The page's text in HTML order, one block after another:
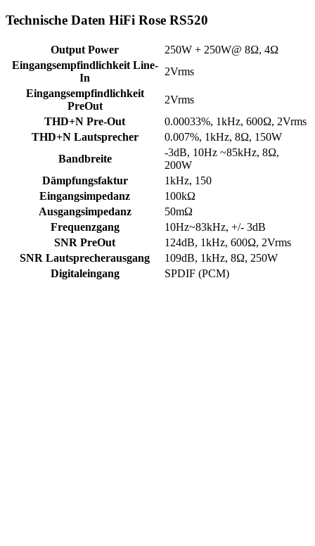
Technische Daten HiFi Rose RS520
Output Power
250W + 250W@ 8Ω, 4Ω
Eingangsempfindlichkeit Line-
In
2Vrms
Eingangsempfindlichkeit
PreOut
2Vrms
THD+N Pre-Out
0.00033%, 1kHz, 600Ω, 2Vrms
THD+N Lautsprecher
0.007%, 1kHz, 8Ω, 150W
Bandbreite
-3dB, 10Hz ~85kHz, 8Ω,
200W
Dämpfungsfaktur
1kHz, 150
Eingangsimpedanz
100kΩ
Ausgangsimpedanz
50mΩ
Frequenzgang
10Hz~83kHz, +/- 3dB
SNR PreOut
124dB, 1kHz, 600Ω, 2Vrms
SNR Lautsprecherausgang
109dB, 1kHz, 8Ω, 250W
Digitaleingang
SPDIF (PCM)